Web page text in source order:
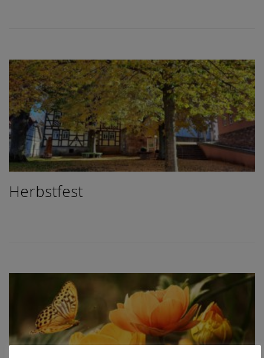
Herbstfest